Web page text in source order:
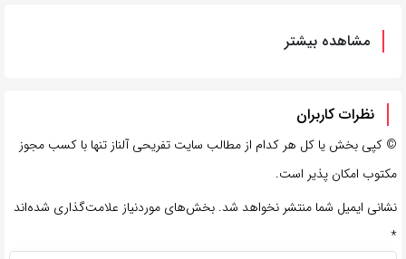
مشاهده بیشتر
نظرات کاربران
© کپی بخش یا کل هر کدام از مطالب سایت تفریحی آلناز تنها با کسب مجوز
مکتوب امکان پذیر است.
نشانی ایمیل شما منتشر نخواهد شد. بخش‌های موردنیاز علامت‌گذاری شده‌اند
*